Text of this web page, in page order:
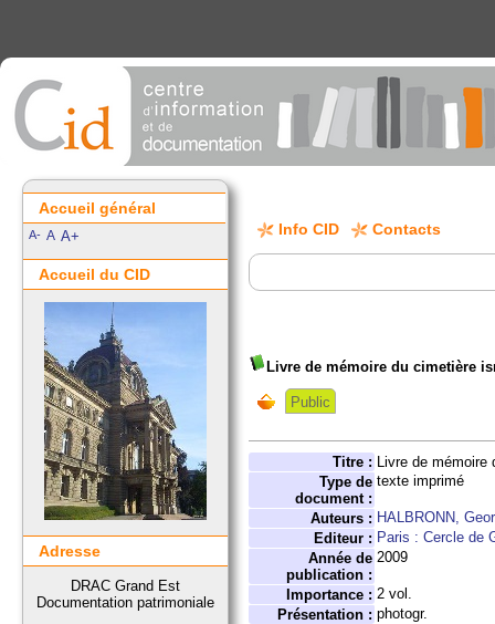
Info CID Contacts
Livre de mémoire du cimetière
Public
Titre : Livre de mémoire
Type de
document :
texte imprimé
Auteurs : HALBRONN,
Editeur : Paris : Cercle de
Année de
publication :
2009
Importance : 2 vol.
Présentation : photogr.
Accueil général
A- A A+
Accueil du CID
Adresse
DRAC Grand Est
Documentation patrimoniale